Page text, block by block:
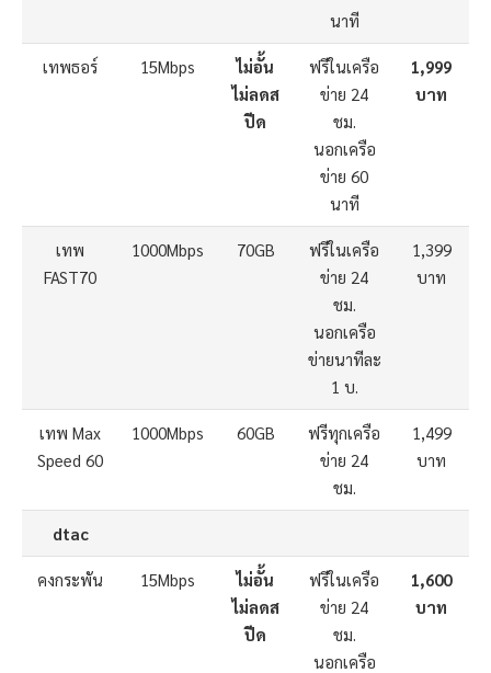
นาที
เทพธอร์ 15Mbps
ไม่อั้น
ไม่ลดส
ปีด
ฟรีในเครือ
ข่าย 24
ชม.
นอกเครือ
ข่าย 60
นาที
1,999
บาท
เทพ
FAST70
1000Mbps 70GB
ฟรีในเครือ
ข่าย 24
ชม.
นอกเครือ
ข่ายนาทีละ
1 บ.
1,399
บาท
เทพ Max
Speed 60
1000Mbps 60GB
ฟรีทุกเครือ
ข่าย 24
ชม.
1,499
บาท
dtac
คงกระพัน 15Mbps
ไม่อั้น
ไม่ลดส
ปีด
ฟรีในเครือ
ข่าย 24
ชม.
นอกเครือ
1,600
บาท